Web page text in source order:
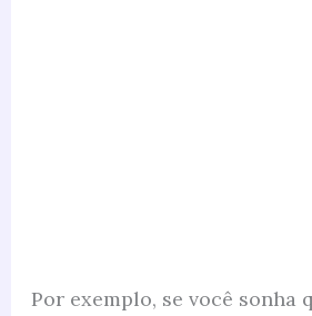
Por exemplo, se você sonha